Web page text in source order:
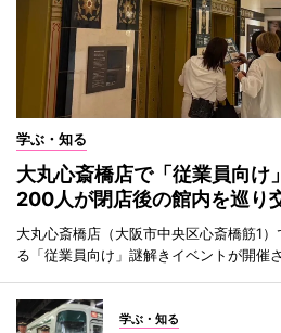
学ぶ・知る
大丸心斎橋店で「従業員向
200人が閉店後の館内を巡り
大丸心斎橋店（大阪市中央区心斎橋筋1
る「従業員向け」謎解きイベントが開催さ
学ぶ・知る